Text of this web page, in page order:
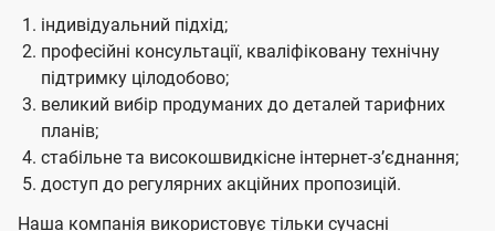
індивідуальний підхід;
професійні консультації, кваліфіковану технічну
підтримку цілодобово;
великий вибір продуманих до деталей тарифних
планів;
стабільне та високошвидкісне інтернет-зʼєднання;
доступ до регулярних акційних пропозицій.
Наша компанія використовує тільки сучасні